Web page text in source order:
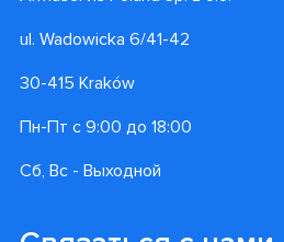
ul. Wadowicka 6/41-42
30-415 Kraków
Пн-Пт с 9:00 до 18:00
Сб, Вс - Выходной